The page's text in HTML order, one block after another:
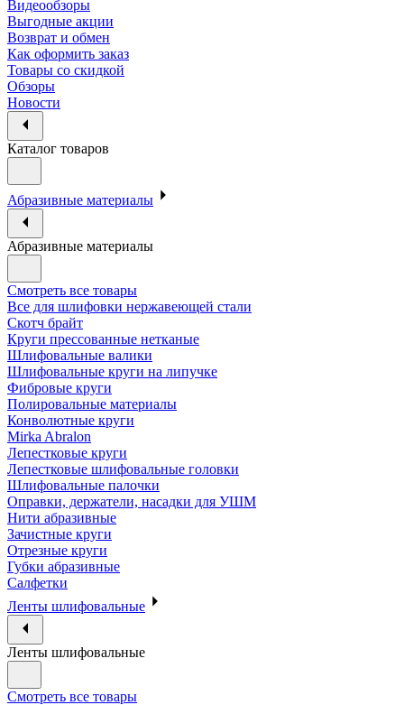
Видеообзоры
Выгодные акции
Возврат и обмен
Как оформить заказ
Товары со скидкой
Обзоры
Новости
Каталог товаров
Абразивные материалы
Абразивные материалы
Смотреть все товары
Все для шлифовки нержавеющей стали
Скотч брайт
Круги прессованные нетканые
Шлифовальные валики
Шлифовальные круги на липучке
Фибровые круги
Полировальные материалы
Конволютные круги
Mirka Abralon
Лепестковые круги
Лепестковые шлифовальные головки
Шлифовальные палочки
Оправки, держатели, насадки для УШМ
Нити абразивные
Зачистные круги
Отрезные круги
Губки абразивные
Салфетки
Ленты шлифовальные
Ленты шлифовальные
Смотреть все товары